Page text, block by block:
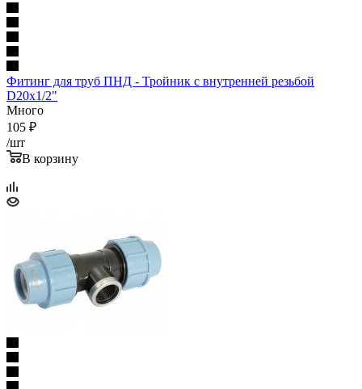
Фитинг для труб ПНД - Тройник с внутренней резьбой
D20x1/2"
Много
105 ₽
/шт
В корзину